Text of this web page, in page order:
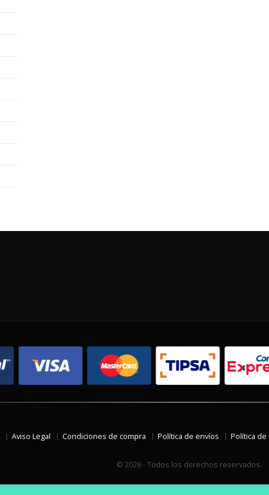
Aviso Legal Condiciones de compra Política de envíos Política
© 2026 - Todos los derechos reservados.